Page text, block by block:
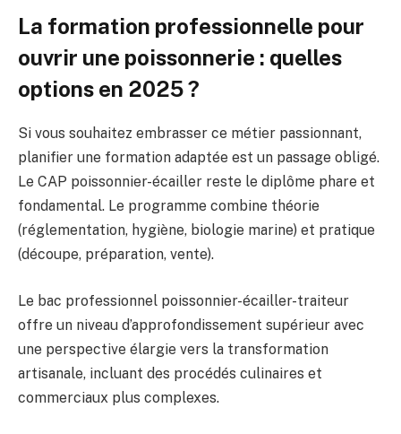
La formation professionnelle pour
ouvrir une poissonnerie : quelles
options en 2025 ?
Si vous souhaitez embrasser ce métier passionnant,
planifier une formation adaptée est un passage obligé.
Le CAP poissonnier-écailler reste le diplôme phare et
fondamental. Le programme combine théorie
(réglementation, hygiène, biologie marine) et pratique
(découpe, préparation, vente).
Le bac professionnel poissonnier-écailler-traiteur
offre un niveau d’approfondissement supérieur avec
une perspective élargie vers la transformation
artisanale, incluant des procédés culinaires et
commerciaux plus complexes.